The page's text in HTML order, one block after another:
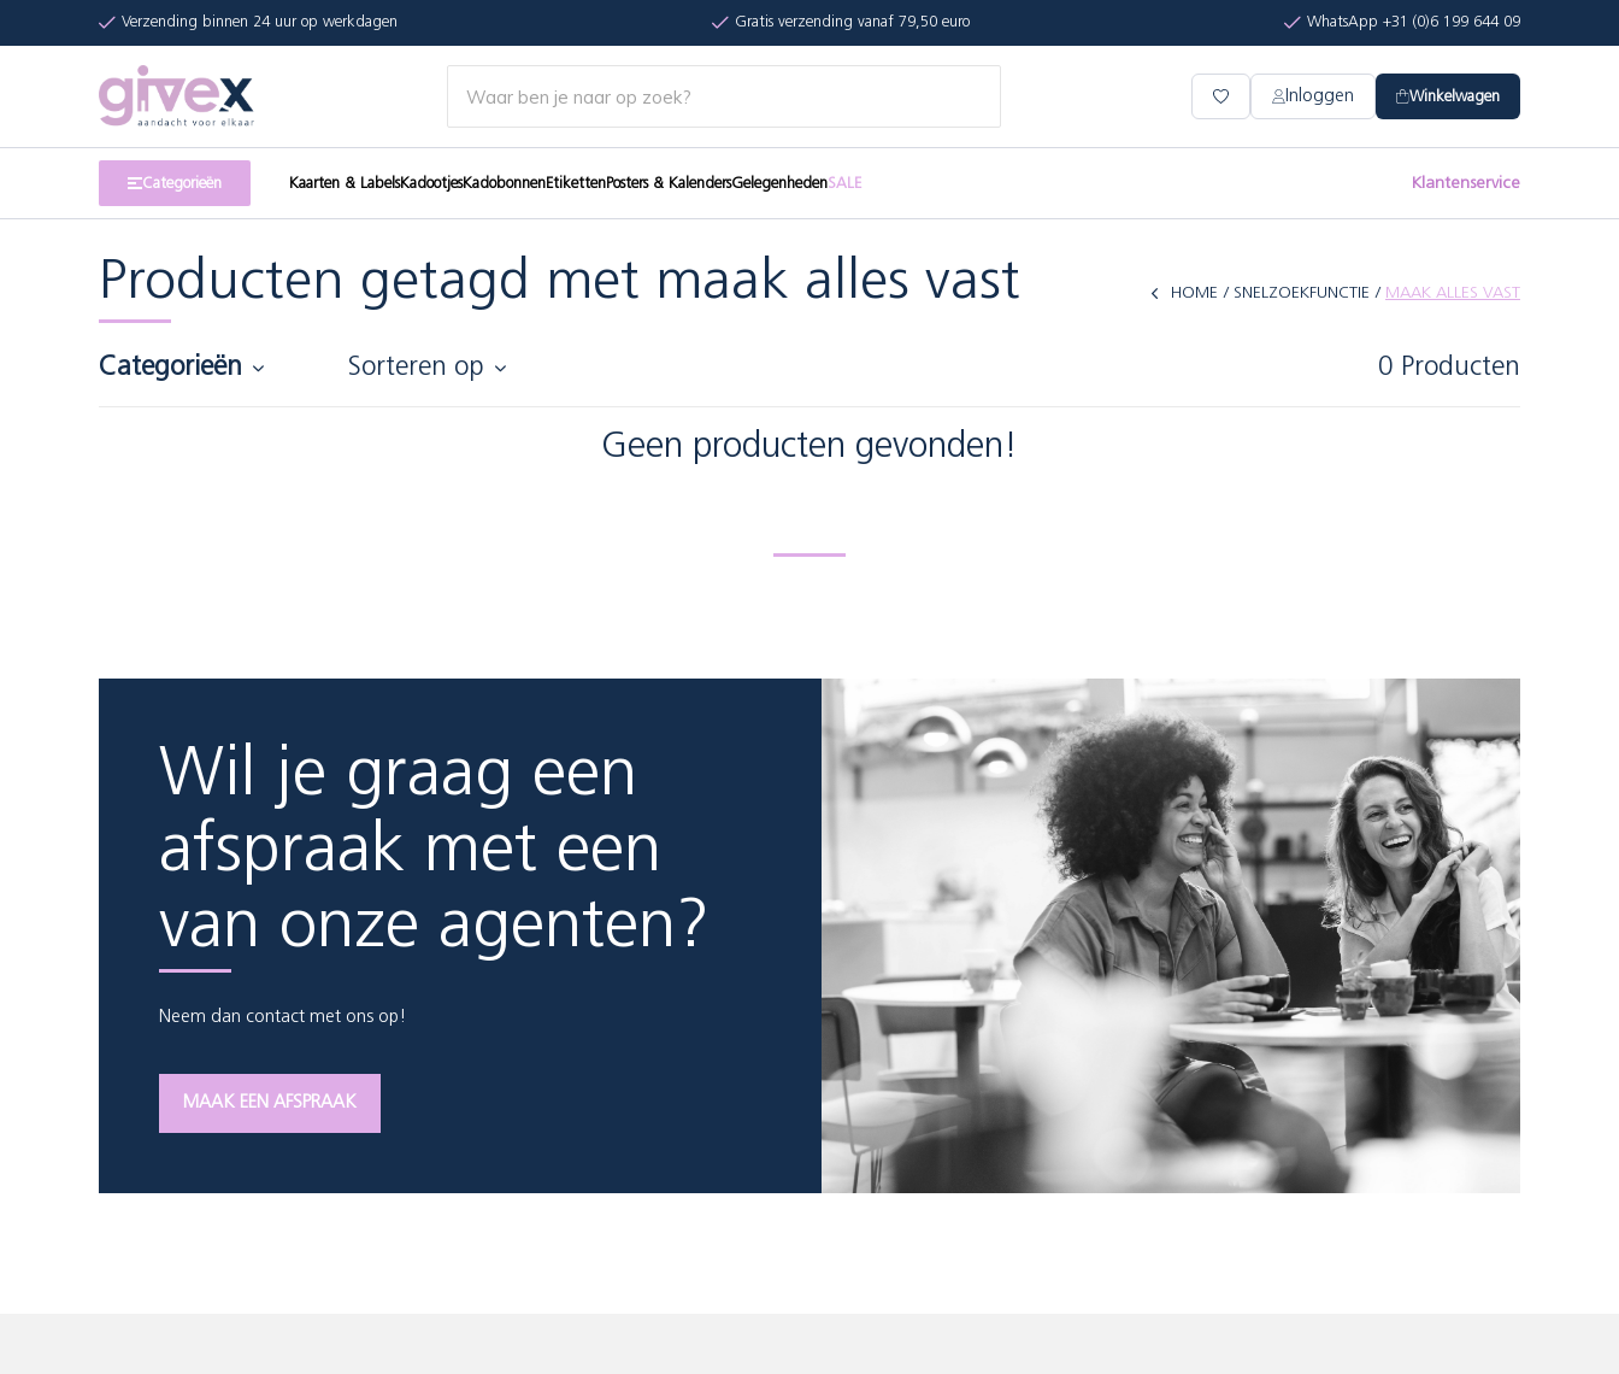
Verzending binnen 24 uur op werkdagen Gratis verzending vanaf 79,50 euro WhatsApp +31 (0)6 199 644 09
Inloggen Winkelwagen
Categorieën Kaarten & LabelsKadootjesKadobonnenEtikettenPosters & KalendersGelegenhedenSALE Klantenservice
Producten getagd met maak alles vast HOME SNELZOEKFUNCTIE MAAK ALLES VAST
Categorieën Sorteren op 0 Producten
Geen producten gevonden!
Wil je graag een
afspraak met een
van onze agenten?
Neem dan contact met ons op!
MAAK EEN AFSPRAAK